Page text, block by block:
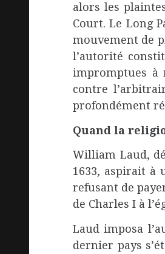
alors les
Court. Le Long
mouvement de
l’autorité
impromptues à
contre
profondément
Quand la
William Laud,
1633, aspirait à
refusant de
de Charles I à
Laud imposa
dernier pays